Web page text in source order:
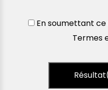
En soumettant
Termes